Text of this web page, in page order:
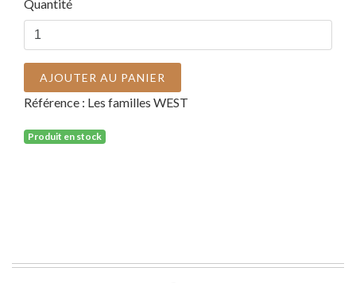
Quantité
AJOUTER AU PANIER
Référence : Les familles WEST
Produit en stock